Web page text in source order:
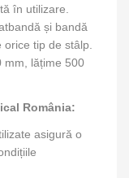
în utilizare.
și bandă
tip de stâlp.
mm, lățime 500
România:
asigură o